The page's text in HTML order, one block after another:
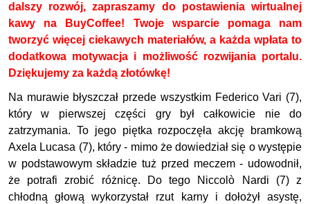
dalszy rozwój, zapraszamy do postawienia wirtualnej
kawy na BuyCoffee! Twoje wsparcie pomaga nam
tworzyć więcej ciekawych materiałów, a każda wpłata to
dodatkowa motywacja i możliwość rozwijania portalu.
Dziękujemy za każdą złotówkę!
Na murawie błyszczał przede wszystkim Federico Vari (7),
który w pierwszej części gry był całkowicie nie do
zatrzymania. To jego piętka rozpoczęła akcję bramkową
Axela Lucasa (7), który - mimo że dowiedział się o występie
w podstawowym składzie tuż przed meczem - udowodnił,
że potrafi zrobić różnicę. Do tego Niccolò Nardi (7) z
chłodną głową wykorzystał rzut karny i dołożył asystę,